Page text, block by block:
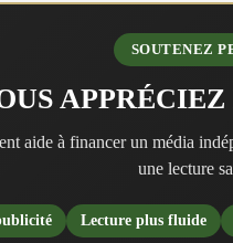
SOUTENEZ
APPRÉCIEZ
aide à financer un média
une lecture
Lecture plus fluide